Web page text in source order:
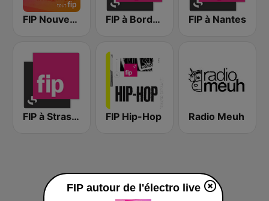
FIP Nouveautés FIP à Bordeaux FIP à Nantes
FIP à Strasbourg FIP Hip-Hop Radio Meuh
FIP autour de l'électro live